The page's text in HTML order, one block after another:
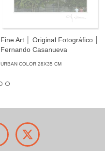
Fine Art │ Original Fotográfico │
Fernando Casanueva
URBAN COLOR 28X35 CM